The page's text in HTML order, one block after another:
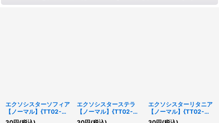
エクソシスターソフィア
【ノーマル】{TT02-
JPB05}《モンスター》
エクソシスターステラ
【ノーマル】{TT02-
JPB03}《モンスター》
エクソシスターリタニア
【ノーマル】{TT02-
JPB20}《罠》